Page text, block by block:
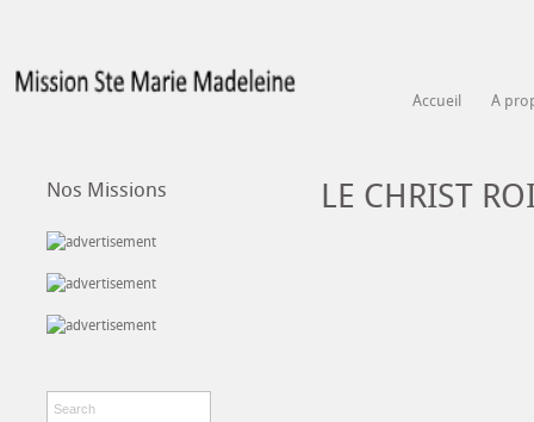
Accueil A
LE CHRIST
Nos Missions